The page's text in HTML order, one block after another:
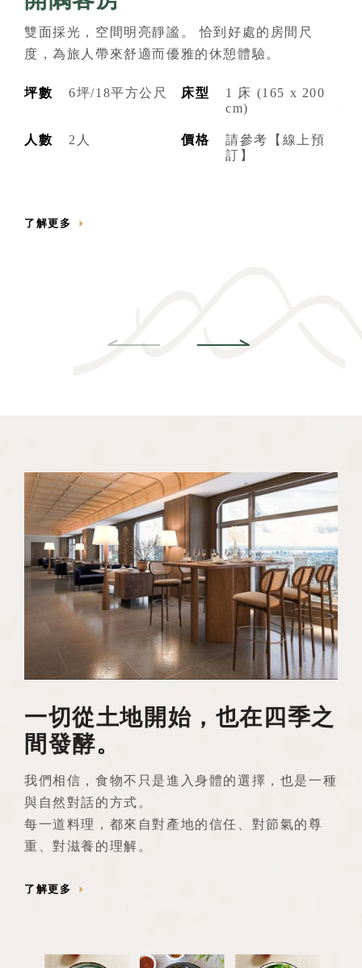
雙面採光，空間明亮靜謐。 恰到好處的房間尺
度，為旅人帶來舒適而優雅的休憩體驗。
坪數 6坪/18平方公尺 床型
1 床 (165 x 200
cm)
人數 2人 價格
請參考【線上預
訂】
了解更多
一切從土地開始，也在四季之
間發酵。
我們相信，食物不只是進入身體的選擇，也是一種
與自然對話的方式。
每一道料理，都來自對產地的信任、對節氣的尊
重、對滋養的理解。
了解更多